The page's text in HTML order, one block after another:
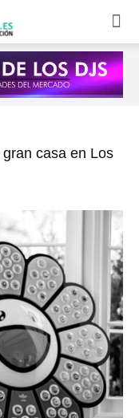
casa en Los